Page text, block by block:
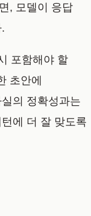
, 모델이 응답
포함해야 할
초안에
의 정확성과는
에 더 잘 맞도록